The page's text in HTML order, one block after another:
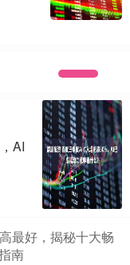
AI
最好，揭秘十大畅
南